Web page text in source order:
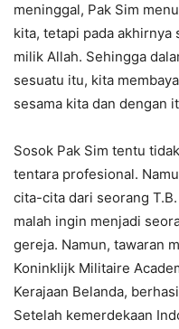
meninggal, Pak Sim
kita, tetapi pada akhirnya
milik Allah. Sehingga
sesuatu itu, kita
sesama kita dan dengan
Sosok Pak Sim tentu
tentara profesional.
cita-cita dari seorang
malah ingin menjadi
gereja. Namun, tawaran
Koninklijk Militaire
Kerajaan Belanda,
Setelah kemerdekaan